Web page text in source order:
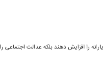
را افزایش دهند بلکه عدالت اجتماعی